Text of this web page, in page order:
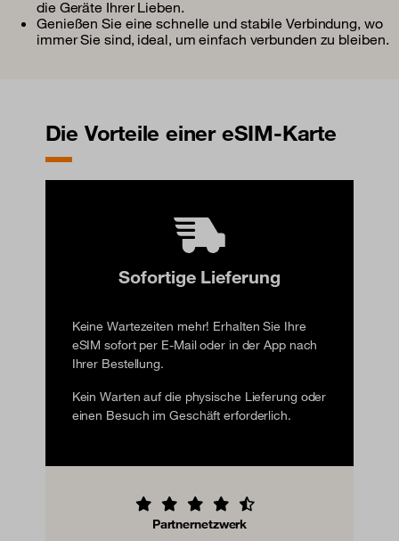
die Geräte Ihrer Lieben.
Genießen Sie eine schnelle und stabile Verbindung, wo
immer Sie sind, ideal, um einfach verbunden zu bleiben.
Die Vorteile einer eSIM-Karte
Sofortige Lieferung
Keine Wartezeiten mehr! Erhalten Sie Ihre
eSIM sofort per E-Mail oder in der App nach
Ihrer Bestellung.
Kein Warten auf die physische Lieferung oder
einen Besuch im Geschäft erforderlich.
Partnernetzwerk